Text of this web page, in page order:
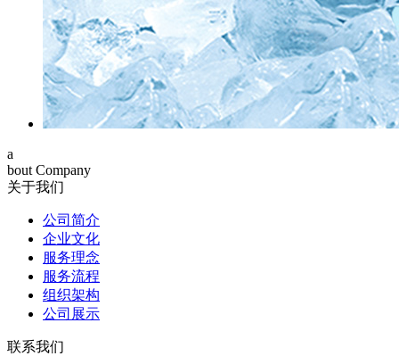
a
bout Company
关于我们
公司简介
企业文化
服务理念
服务流程
组织架构
公司展示
联系我们